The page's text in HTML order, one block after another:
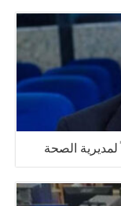
الصحة